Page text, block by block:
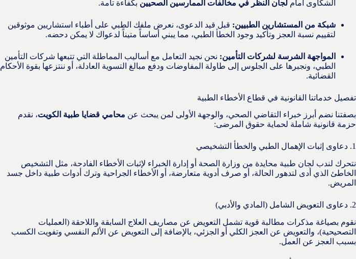
الشكاوى أمام لجان النظر في مخالفات الممارسين الصحيين بكفاءة تامة.
شبكة من المستشارين الطبيين: قبل قيد الدعوى، نعرض ملفك الطبي على أطباء استشاريين موثوقين
لتقييم نسبة العجز وتأكيد وجود الخطأ الطبي، مما يبني أساساً متيناً لدعواك لا يمكن دحضه.
المواجهة الشرسة لشركات التأمين: نحن نجيد التعامل مع أساليب المماطلة التي تتبعها شركات التأمين
الطبي، ونجبرها على الجلوس إلى طاولة المفاوضات ودفع مبالغ التسوية العادلة، أو ننتزعها بقوة الأحكام
القضائية.
تفصيل خدماتنا القانونية في قطاع الأخطاء الطبية
بصفتنا نضم أبرز خبراء التقاضي الصحي، والوجهة الأولى لمن يبحث عن محامي قضايا طبية الكويت، نقدم
حزمة قانونية شاملة لحماية حقوق المرضى:
1. دعاوى إثبات الإهمال الطبي والخطأ التشخيصي
نتحرك لندب لجان طبية محايدة من وزارة الصحة أو إدارة الخبراء لإثبات الأخطاء الفادحة، مثل التشخيص
الخاطئ الذي أدى لتدهور الحالة، أو صرف أدوية متعارضة، أو الأخطاء الجراحية وترك أدوات طبية داخل جسد
المريض.
2. دعاوى التعويض الشامل (المادي والأدبي)
نقوم بصياغة مذكرات مطالبة قوية تشمل التعويض عن مصاريف العلاج السابقة واللاحقة (العمليات
التصحيحية)، والتعويض عن العجز الكلي أو الجزئي، بالإضافة إلى التعويض عن الألم النفسي وتفويت الكسب
بسبب العجز عن العمل.